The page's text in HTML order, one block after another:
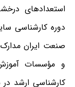
استعدادهای
دوره کارشناسی
و مؤسسات